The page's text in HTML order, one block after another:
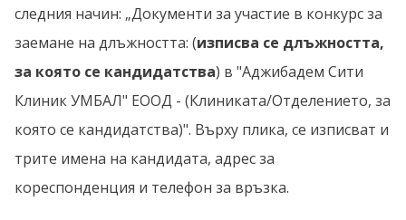
следния начин: „Документи за участие в конкурс за
заемане на длъжността: (изписва се длъжността,
за която се кандидатства) в "Аджибадем Сити
Клиник УМБАЛ" ЕООД - (Клиниката/Отделението, за
която се кандидатства)". Върху плика, се изписват и
трите имена на кандидата, адрес за
кореспонденция и телефон за връзка.